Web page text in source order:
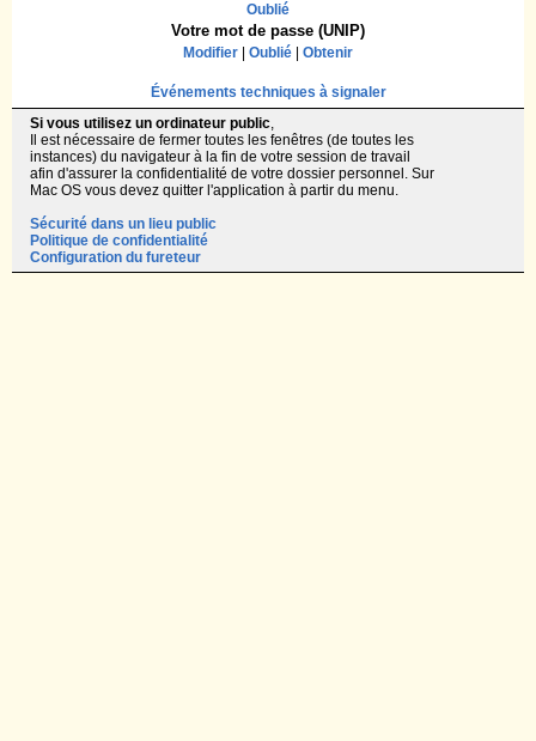
Oublié
Votre mot de passe (UNIP)
Modifier Oublié Obtenir
Événements techniques à signaler
Si vous utilisez un ordinateur public,
Il est nécessaire de fermer toutes les fenêtres (de toutes les
instances) du navigateur à la fin de votre session de travail
afin d'assurer la confidentialité de votre dossier personnel. Sur
Mac OS vous devez quitter l'application à partir du menu.
Sécurité dans un lieu public
Politique de confidentialité
Configuration du fureteur